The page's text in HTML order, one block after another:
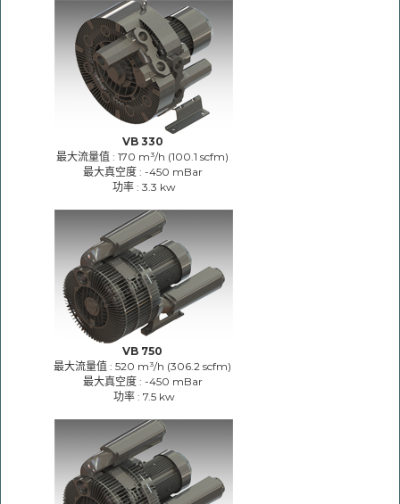
VB 330
最大流量值 : 170 m³/h (100.1 scfm)
最大真空度 : -450 mBar
功率 : 3.3 kw
VB 750
最大流量值 : 520 m³/h (306.2 scfm)
最大真空度 : -450 mBar
功率 : 7.5 kw